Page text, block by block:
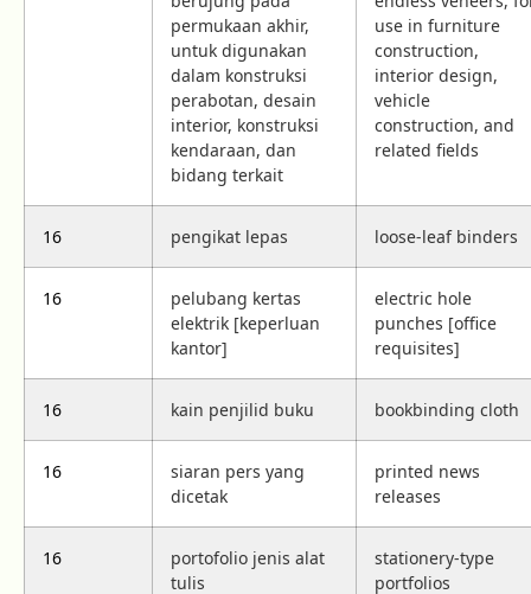
permukaan akhir,
untuk digunakan
dalam konstruksi
perabotan, desain
interior, konstruksi
kendaraan, dan
bidang terkait
use in furniture
construction,
interior design,
vehicle
construction, and
related fields
16 pengikat lepas loose-leaf binders
16
pelubang kertas
elektrik [keperluan
kantor]
electric hole
punches [office
requisites]
16 kain penjilid buku bookbinding cloth
16
siaran pers yang
dicetak
printed news
releases
16
portofolio jenis alat
tulis
stationery-type
portfolios